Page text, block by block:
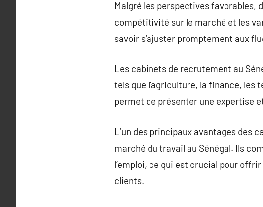
Malgré les perspectives
compétitivité sur le marché et les
savoir s’ajuster promptement aux
Les cabinets de recrutement au
tels que l’agriculture, la finance, les
permet de présenter une expertise
L’un des principaux avantages des
marché du travail au Sénégal. Ils
l’emploi, ce qui est crucial pour
clients.